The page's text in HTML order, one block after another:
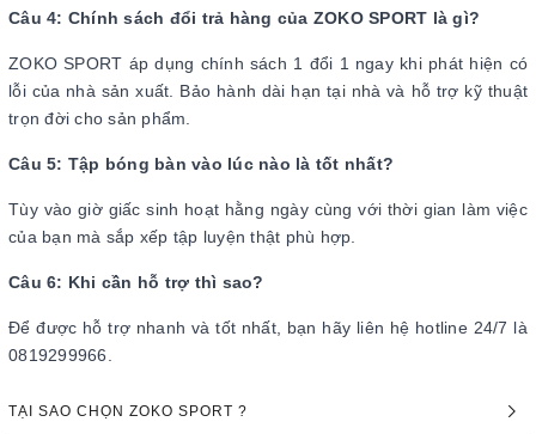
Câu 4: Chính sách đổi trả hàng của ZOKO SPORT là gì?
ZOKO SPORT áp dụng chính sách 1 đổi 1 ngay khi phát hiện có
lỗi của nhà sản xuất. Bảo hành dài hạn tại nhà và hỗ trợ kỹ thuật
trọn đời cho sản phẩm.
Câu 5: Tập bóng bàn vào lúc nào là tốt nhất?
Tùy vào giờ giấc sinh hoạt hằng ngày cùng với thời gian làm việc
của bạn mà sắp xếp tập luyện thật phù hợp.
Câu 6: Khi cần hỗ trợ thì sao?
Để được hỗ trợ nhanh và tốt nhất, bạn hãy liên hệ hotline 24/7 là
0819299966.
TẠI SAO CHỌN ZOKO SPORT ?